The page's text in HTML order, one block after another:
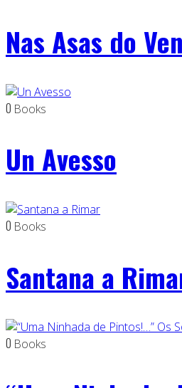
Nas Asas do
0 Books
Un Avesso
0 Books
Santana a
0 Books